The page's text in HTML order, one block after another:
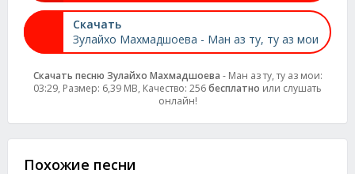
Скачать
Зулайхо Махмадшоева - Ман аз ту, ту аз мои
Скачать песню Зулайхо Махмадшоева - Ман аз ту, ту аз мои:
03:29, Размер: 6,39 MB, Качество: 256бесплатно или слушать
онлайн!
Похожие песни